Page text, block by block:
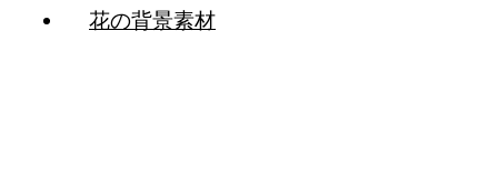
花の背景素材